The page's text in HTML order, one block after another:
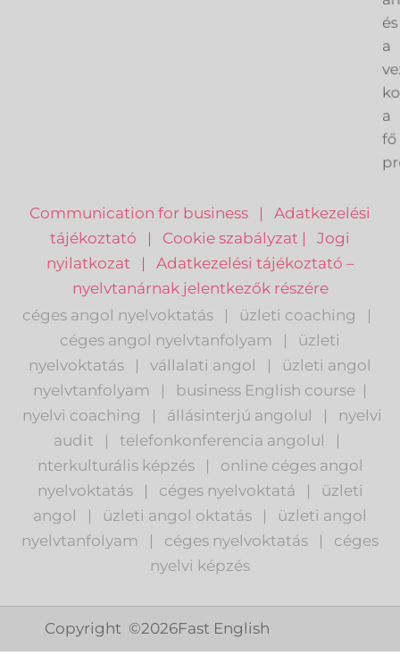
és
a
a
Communication for business | Adatkezelési
tájékoztató | Cookie szabályzat | Jogi
nyilatkozat | Adatkezelési tájékoztató –
nyelvtanárnak jelentkezők részére
céges angol nyelvoktatás
| üzleti coaching
|
céges angol nyelvtanfolyam
|
üzleti
nyelvoktatás
| vállalati angol |
üzleti angol
nyelvtanfolyam
| business English course |
nyelvi coaching
| állásinterjú angolul |
nyelvi
audit
| telefonkonferencia angolul
|
nterkulturális képzés
| online céges angol
nyelvoktatás
| céges nyelvoktatá |
üzleti
angol
| üzleti angol oktatás |
üzleti angol
nyelvtanfolyam
| céges nyelvoktatás |
céges
nyelvi képzés
Copyright ©2026Fast English